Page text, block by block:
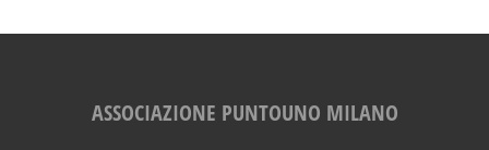
ASSOCIAZIONE PUNTOUNO MILANO